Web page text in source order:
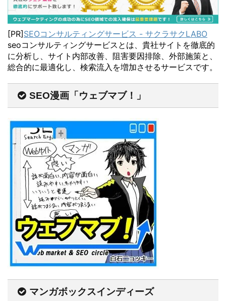
[PR]SEOコンサルティングサービス - サクラサクLABO
seoコンサルティングサービスとは、貴社サイトを徹底的
に分析し、サイト内部改善、阻害要因排除、外部施策と、
総合的に最適化し、検索流入を増加させるサービスです。
SEO漫画「ウェブマブ！」
マンガボックスインディーズ